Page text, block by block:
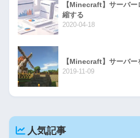
【Minecraft】サーバ
縮する
2020-04-18
【Minecraft】サーバー
2019-11-09
人気記事